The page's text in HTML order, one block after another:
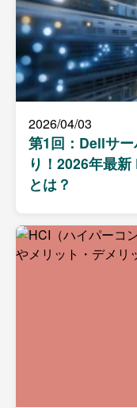
2026/04/03
第1回：Dellサ
り！2026年最
とは？